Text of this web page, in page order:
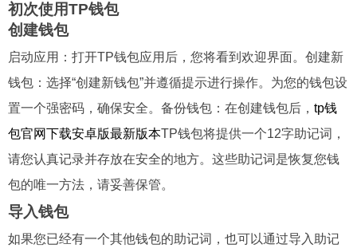
初次使用TP钱包
创建钱包
启动应用：打开TP钱包应用后，您将看到欢迎界面。创建新
钱包：选择“创建新钱包”并遵循提示进行操作。为您的钱包设
置一个强密码，确保安全。备份钱包：在创建钱包后， tp钱
包官网下载安卓版最新版本TP钱包将提供一个12字助记词，
请您认真记录并存放在安全的地方。这些助记词是恢复您钱
包的唯一方法，请妥善保管。
导入钱包
如果您已经有一个其他钱包的助记词，也可以通过导入助记